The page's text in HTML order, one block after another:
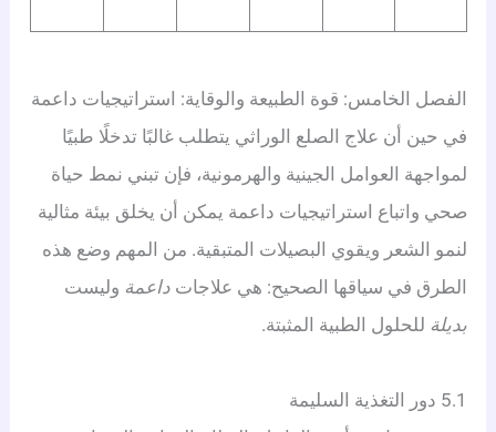
الفصل الخامس: قوة الطبيعة والوقاية: استراتيجيات داعمة
في حين أن علاج الصلع الوراثي يتطلب غالبًا تدخلًا طبيًا
لمواجهة العوامل الجينية والهرمونية، فإن تبني نمط حياة
صحي واتباع استراتيجيات داعمة يمكن أن يخلق بيئة مثالية
لنمو الشعر ويقوي البصيلات المتبقية. من المهم وضع هذه
الطرق في سياقها الصحيح: هي علاجاتداعمةوليست
بديلةللحلول الطبية المثبتة.
5.1 دور التغذية السليمة